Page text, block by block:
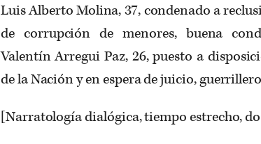
Luis Alberto Molina, 37, condenado a
de corrupción de menores, buena
Valentín Arregui Paz, 26, puesto a
de la Nación y en espera de juicio,
[Narratología dialógica, tiempo estrecho,